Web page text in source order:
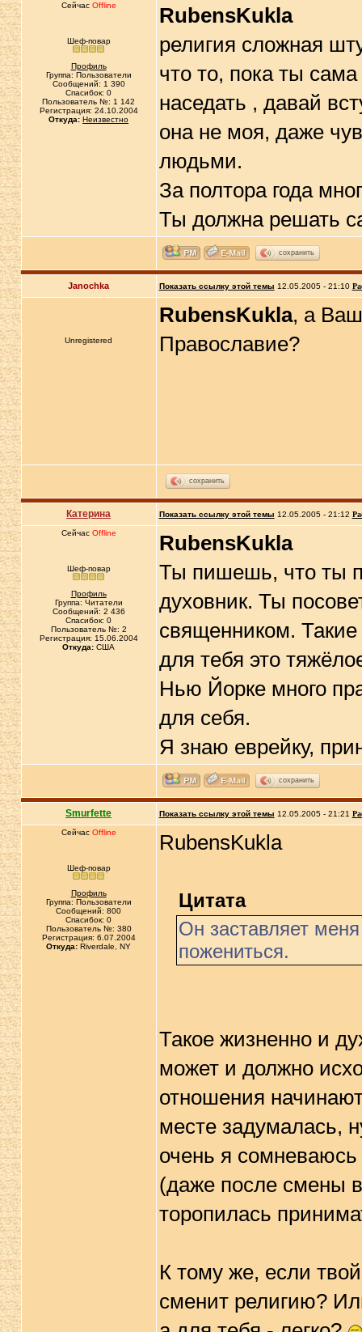
Сейчас Offline
Шеф-повар
Профиль
Группа: Пользователи
Сообщений: 1 390
Спасибок: 0
Пользователь №: 1 142
Регистрация: 24.10.2004
Откуда: Неизвестно
RubensKukla
религия сложная
что то, пока ты
наседать , давай
она не моя, даже
людьми.
За полтора года
Ты должна решать
сохранить
Janochka Показать ссылку этой темы 12.05.2005 - 21:10
Unregistered
RubensKukla, а Ваш
Православие?
сохранить
Катерина Показать ссылку этой темы 12.05.2005 - 21:12
Сейчас Offline
Шеф-повар
Профиль
Группа: Читатели
Сообщений: 2 436
Спасибок: 0
Пользователь №: 2
Регистрация: 15.06.2004
Откуда: США
RubensKukla
Ты пишешь, что ты
духовник. Ты
священником.
для тебя это
Нью Йорке много
для себя.
Я знаю еврейку,
сохранить
Smurfette Показать ссылку этой темы 12.05.2005 - 21:21
Сейчас Offline
Шеф-повар
Профиль
Группа: Пользователи
Сообщений: 800
Спасибок: 0
Пользователь №: 380
Регистрация: 6.07.2004
Откуда: Riverdale, NY
RubensKukla
Цитата
Он заставляет
пожениться.
Такое жизненно и
может и должно
отношения
месте задумалась,
очень я
(даже после смены
торопилась
К тому же, если
сменит религию?